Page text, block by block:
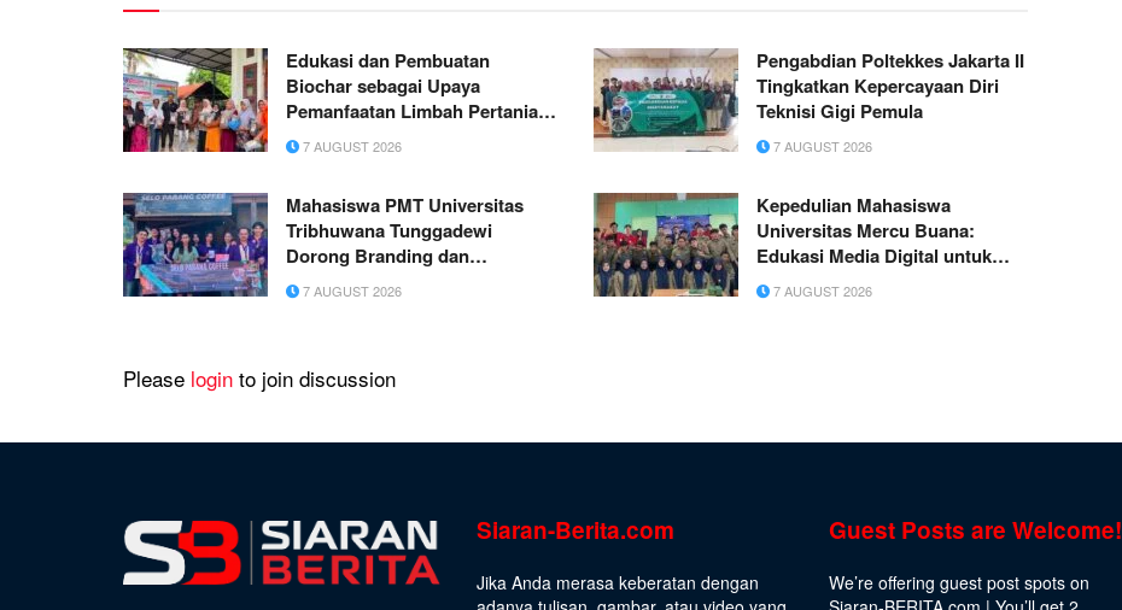
Edukasi dan Pembuatan
Biochar sebagai Upaya
Pemanfaatan Limbah Pertanian
di Gampong Sambongan Baro
7 AUGUST 2026
Pengabdian Poltekkes Jakarta II
Tingkatkan Kepercayaan Diri
Teknisi Gigi Pemula
7 AUGUST 2026
Mahasiswa PMT Universitas
Tribhuwana Tunggadewi
Dorong Branding dan
Digitalisasi UMKM di Dusun
Gagar dan Dusun Sayang
7 AUGUST 2026
Kepedulian Mahasiswa
Universitas Mercu Buana:
Edukasi Media Digital untuk
Generasi Muda Melalui Kuliah
Peduli Negeri di SMK
7 AUGUST 2026
Please login to join discussion
Siaran-Berita.com
Jika Anda merasa keberatan dengan
Guest Posts are Welcome!
We’re offering guest post spots on